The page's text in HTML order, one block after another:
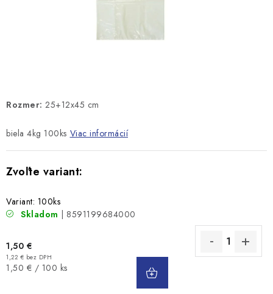
Rozmer: 25+12x45 cm
biela 4kg 100ks Viac informácií
Variant: 100ks
Skladom
| 8591199684000
1,50 €
1,22 € bez DPH
Jednotková
1,50 € / 100 ks